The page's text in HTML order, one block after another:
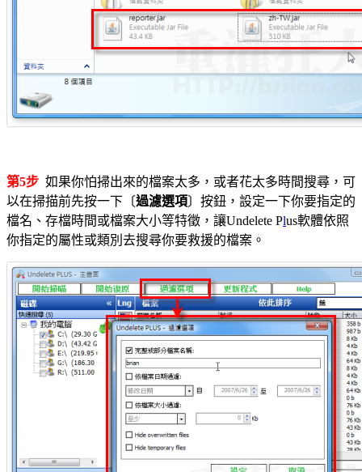
第5步 如果你怕掃出來的檔案太多，或者花太多時間搜尋，可
以在掃描前先按一下〔過濾選項〕按鈕，設定一下你要指定的
檔名、存檔時間或檔案大小等特徵，讓Undelete Plus軟體依照
你指定的屬性或類別去搜尋你要救援的檔案。